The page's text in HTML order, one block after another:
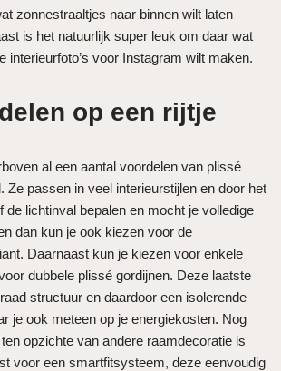
zonnestraaltjes naar binnen wilt laten
is het natuurlijk super leuk om daar wat
interieurfoto’s voor Instagram wilt maken.
op een rijtje
al een aantal voordelen van plissé
Ze passen in veel interieurstijlen en door het
de lichtinval bepalen en mocht je volledige
dan kun je ook kiezen voor de
Daarnaast kun je kiezen voor enkele
dubbele plissé gordijnen. Deze laatste
structuur en daardoor een isolerende
je ook meteen op je energiekosten. Nog
opzichte van andere raamdecoratie is
voor een smartfitsysteem, deze eenvoudig